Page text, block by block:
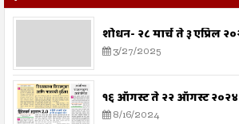
शोधन- २८ मार्च ते ३ एप्रिल
3/27/2025
१६ ऑगस्ट ते २२ ऑगस्ट २०२४
8/16/2024